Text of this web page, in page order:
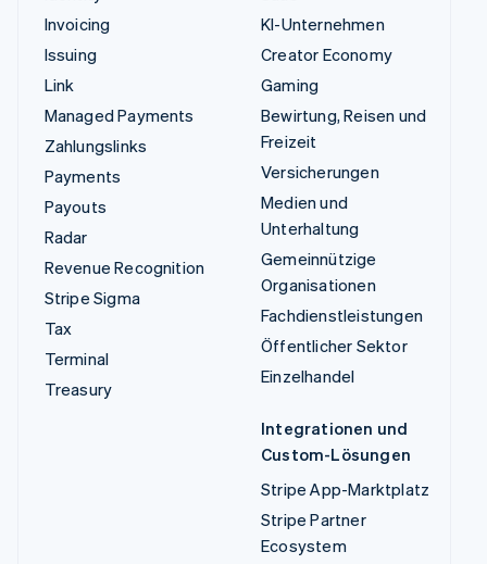
Invoicing
Issuing
Link
Managed Payments
Zahlungslinks
Payments
Payouts
Radar
Revenue Recognition
Stripe Sigma
Tax
Terminal
Treasury
KI-Unternehmen
Creator Economy
Gaming
Bewirtung, Reisen und
Freizeit
Versicherungen
Medien und
Unterhaltung
Gemeinnützige
Organisationen
Fachdienstleistungen
Öffentlicher Sektor
Einzelhandel
Integrationen und
Custom-Lösungen
Stripe App-Marktplatz
Stripe Partner
Ecosystem